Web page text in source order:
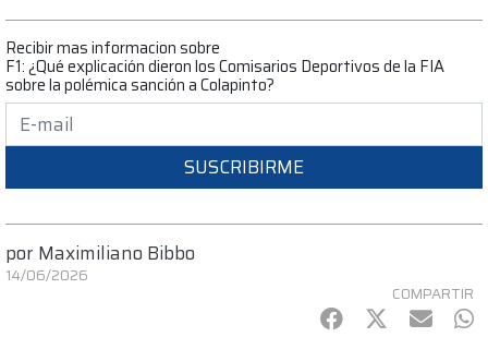
Recibir mas informacion sobre
F1: ¿Qué explicación dieron los Comisarios Deportivos de la FIA
sobre la polémica sanción a Colapinto?
SUSCRIBIRME
por Maximiliano Bibbo
14/06/2026
COMPARTIR
Facebook
Twitter
mail